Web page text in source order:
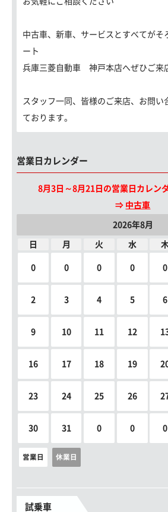
中古車、新車、サービスとすべてがそ
ート
兵庫三菱自動車 神戸本店へぜひご来
スタッフ一同、皆様のご来店、お問い
ております。
営業日カレンダー
8月3日～8月21日の営業日カレン
⇒ 中古車
2026年8月
日 月 火 水
0 0 0 0 0
2 3 4 5 6
9 10 11 12
16 17 18 19
23 24 25 26
30 31 0 0 0
営業日 休業日
試乗車